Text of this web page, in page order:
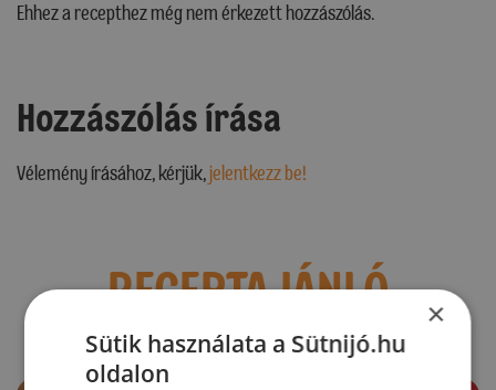
Ehhez a recepthez még nem érkezett hozzászólás.
Hozzászólás írása
Vélemény írásához, kérjük,jelentkezz be!
RECEPTAJÁNLÓ ×
Sütik használata a Sütnijó.hu
oldalon